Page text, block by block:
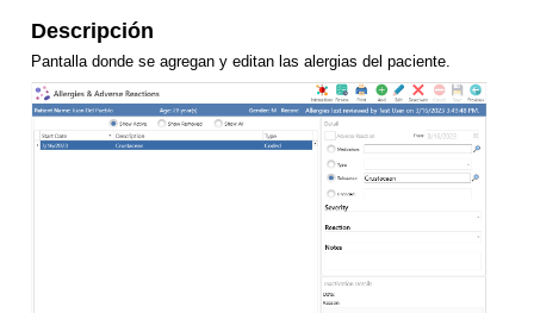
Descripción
Pantalla donde se agregan y editan las alergias del paciente.